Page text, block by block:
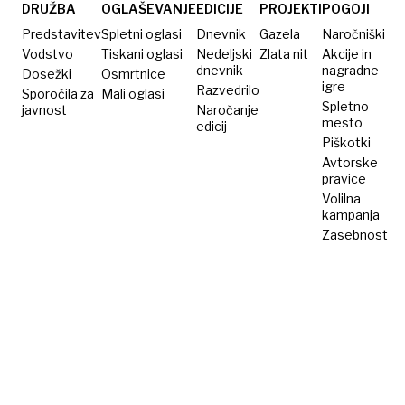
slaviti
že ob
polnoči
DRUŽBA
Predstavitev
Vodstvo
Dosežki
Sporočila za
javnost
OGLAŠEVANJE
Spletni oglasi
Tiskani oglasi
Osmrtnice
Mali oglasi
EDICIJE
Dnevnik
Nedeljski
dnevnik
Razvedrilo
Naročanje
edicij
PROJEKTI
Gazela
Zlata nit
POGOJI
Naročniški
Akcije in
nagradne
igre
Spletno
mesto
Piškotki
Avtorske
pravice
Volilna
kampanja
Zasebnost